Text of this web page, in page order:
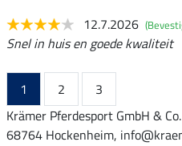
12.7.2026
Snel in huis en goede kwaliteit
1 2
3
Krämer Pferdesport GmbH &
68764 Hockenheim,